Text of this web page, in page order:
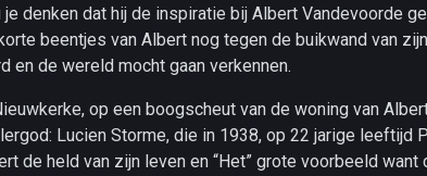
je denken dat hij de inspiratie bij Albert Vandevoorde
beentjes van Albert nog tegen de buikwand van
en de wereld mocht gaan verkennen.
op een boogscheut van de woning van
Lucien Storme, die in 1938, op 22 jarige leeftijd
de held van zijn leven en “Het” grote voorbeeld